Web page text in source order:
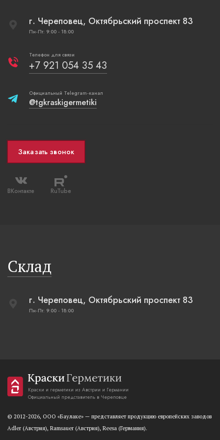
г. Череповец, Октябрьский проспект 83
Пн-Пт: 9:00 - 18:00
Телефон для связи
+7 921 054 35 43
Официальный Telegram-канал
@tgkraskigermetiki
Заказать звонок
ВКонтакте RuTube
Склад
г. Череповец, Октябрьский проспект 83
Пн-Пт: 9:00 - 18:00
Краски и герметики из Австрии и Германии
Официальный представитель в Череповце
© 2012-2026, OOO «Баулаке» — представляет продукцию европейских заводов
Adler (Австрия), Ramsauer (Австрия), Reesa (Германия).